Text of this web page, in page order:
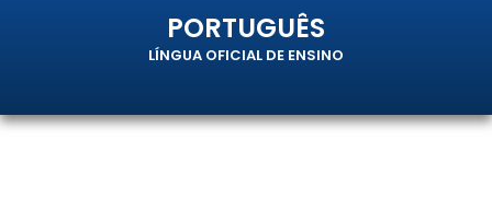
PORTUGUÊS
LÍNGUA OFICIAL DE ENSINO